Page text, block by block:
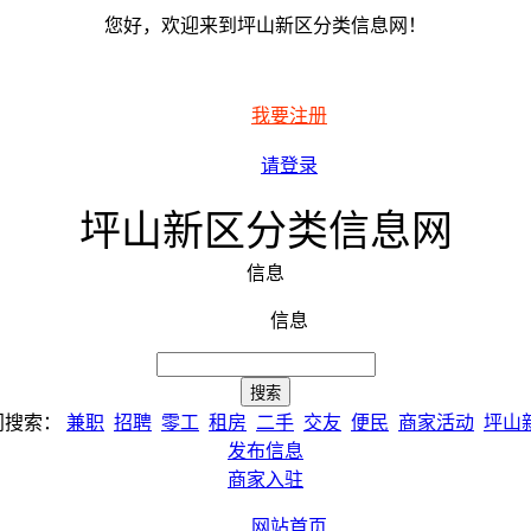
您好，欢迎来到坪山新区分类信息网！
我要注册
请登录
坪山新区分类信息网
信息
信息
索： 兼职 招聘 零工 租房 二手 交友 便民 商家活动 坪山
发布信息
商家入驻
网站首页